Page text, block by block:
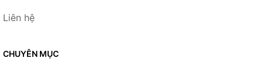
Liên hệ
CHUYÊN MỤC